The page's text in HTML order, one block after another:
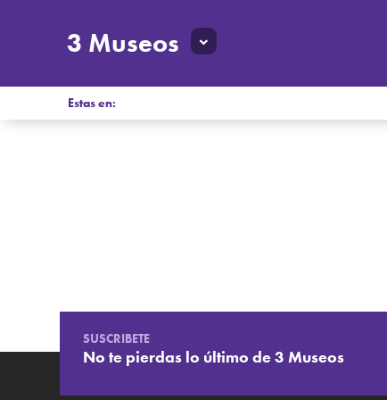
3 Museos
Estas en:
SUSCRIBETE
No te pierdas lo último de 3 Museos